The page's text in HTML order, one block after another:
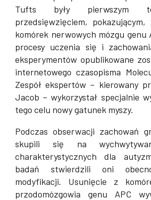
Tufts były pierwszym
przedsięwzięciem,
komórek nerwowych mózgu genu
procesy uczenia się i
eksperymentów opublikowane
internetowego czasopisma
Zespół ekspertów – kierowany
Jacob – wykorzystał specjalnie
tego celu nowy gatunek myszy.
Podczas obserwacji zachowań
skupili się na
charakterystycznych dla
badań stwierdzili oni
modyfikacji. Usunięcie z
przodomózgowia genu APC